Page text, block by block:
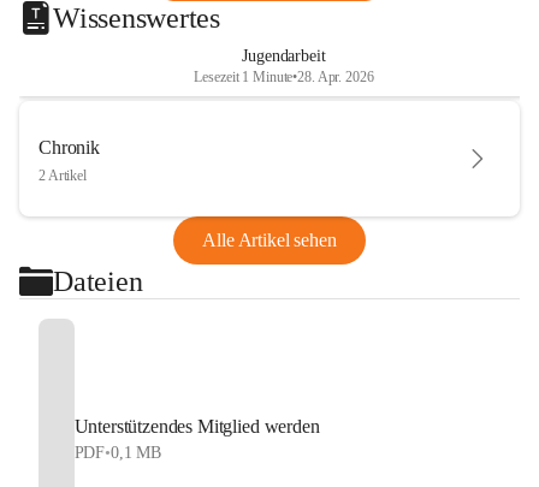
Wissenswertes
Jugendarbeit
Lesezeit 1 Minute•28. Apr. 2026
Chronik
2 Artikel
Alle Artikel sehen
Dateien
Unterstützendes Mitglied werden
PDF•0,1 MB